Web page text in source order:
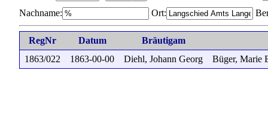
Nachname:
Ort:
RegNr Datum
Bräutigam
1863/022
1863-00-00 Diehl, Johann Georg Büger, Marie